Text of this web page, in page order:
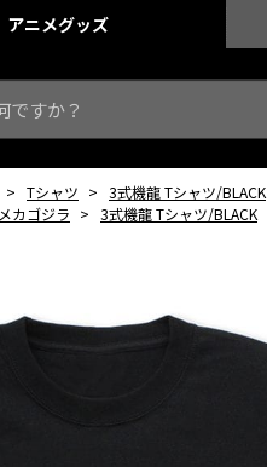
アニメグッズ
> Tシャツ > 3式機龍 Tシャツ/BLACK
メカゴジラ > 3式機龍 Tシャツ/BLACK